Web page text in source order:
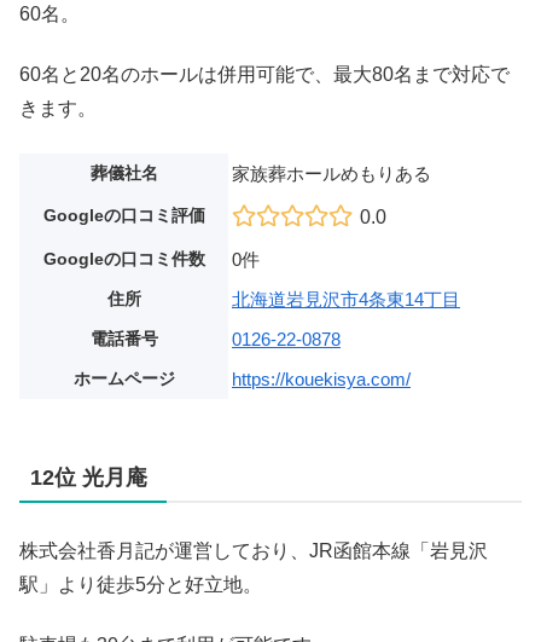
60名。
60名と20名のホールは併用可能で、最大80名まで対応で
きます。
葬儀社名 家族葬ホールめもりある
Googleの口コミ評価 0.0
Googleの口コミ件数 0件
住所 北海道岩見沢市4条東14丁目
電話番号 0126-22-0878
ホームページ https://kouekisya.com/
12位 光月庵
株式会社香月記が運営しており、JR函館本線「岩見沢
駅」より徒歩5分と好立地。